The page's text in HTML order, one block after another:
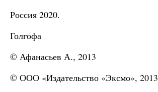
Россия 2020.
Голгофа
© Афанасьев А., 2013
© ООО «Издательство «Эксмо», 2013